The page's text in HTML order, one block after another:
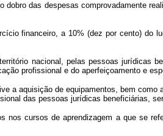
das despesas comprovadamente
financeiro, a 10% (dez por cento) do
nacional, pelas pessoas jurídicas
profissional e do aperfeiçoamento e
a aquisição de equipamentos, bem
das pessoas jurídicas beneficiárias,
nos cursos de aprendizagem a que se